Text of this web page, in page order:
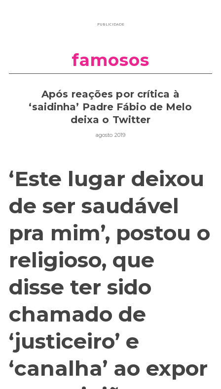
PUBLICIDADE
famosos
Após reações por crítica à
‘saidinha’ Padre Fábio de Melo
deixa o Twitter
agosto 2019
‘Este lugar deixou
de ser saudável
pra mim’, postou o
religioso, que
disse ter sido
chamado de
‘justiceiro’ e
‘canalha’ ao expor